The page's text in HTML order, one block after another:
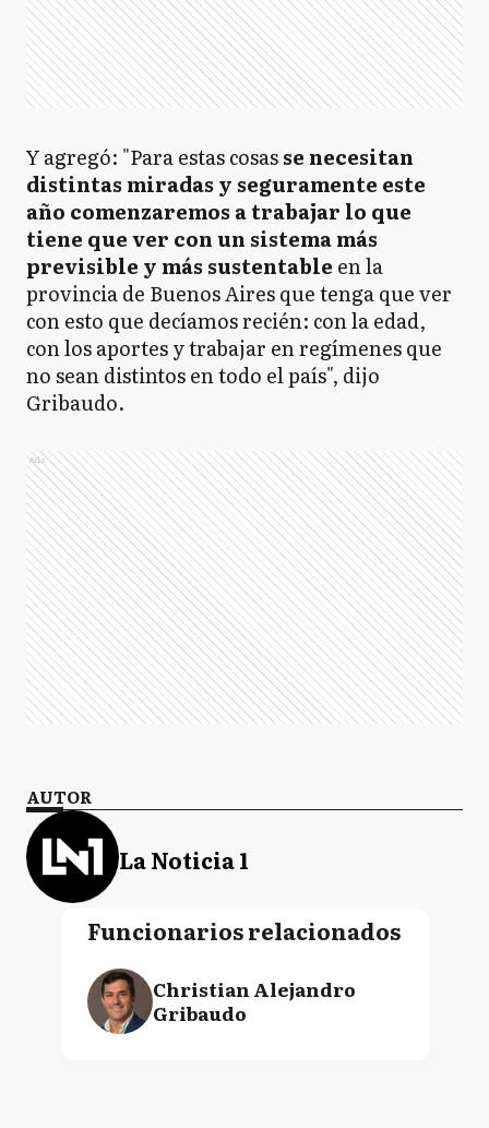
Y agregó: "Para estas cosasse necesitan
distintas miradas y seguramente este
año comenzaremos a trabajar lo que
tiene que ver con un sistema más
previsible y más sustentable en la
provincia de Buenos Aires que tenga que ver
con esto que decíamos recién: con la edad,
con los aportes y trabajar en regímenes que
no sean distintos en todo el país", dijo
Gribaudo.
Ads
AUTOR
La Noticia 1
Funcionarios relacionados
Christian Alejandro
Gribaudo